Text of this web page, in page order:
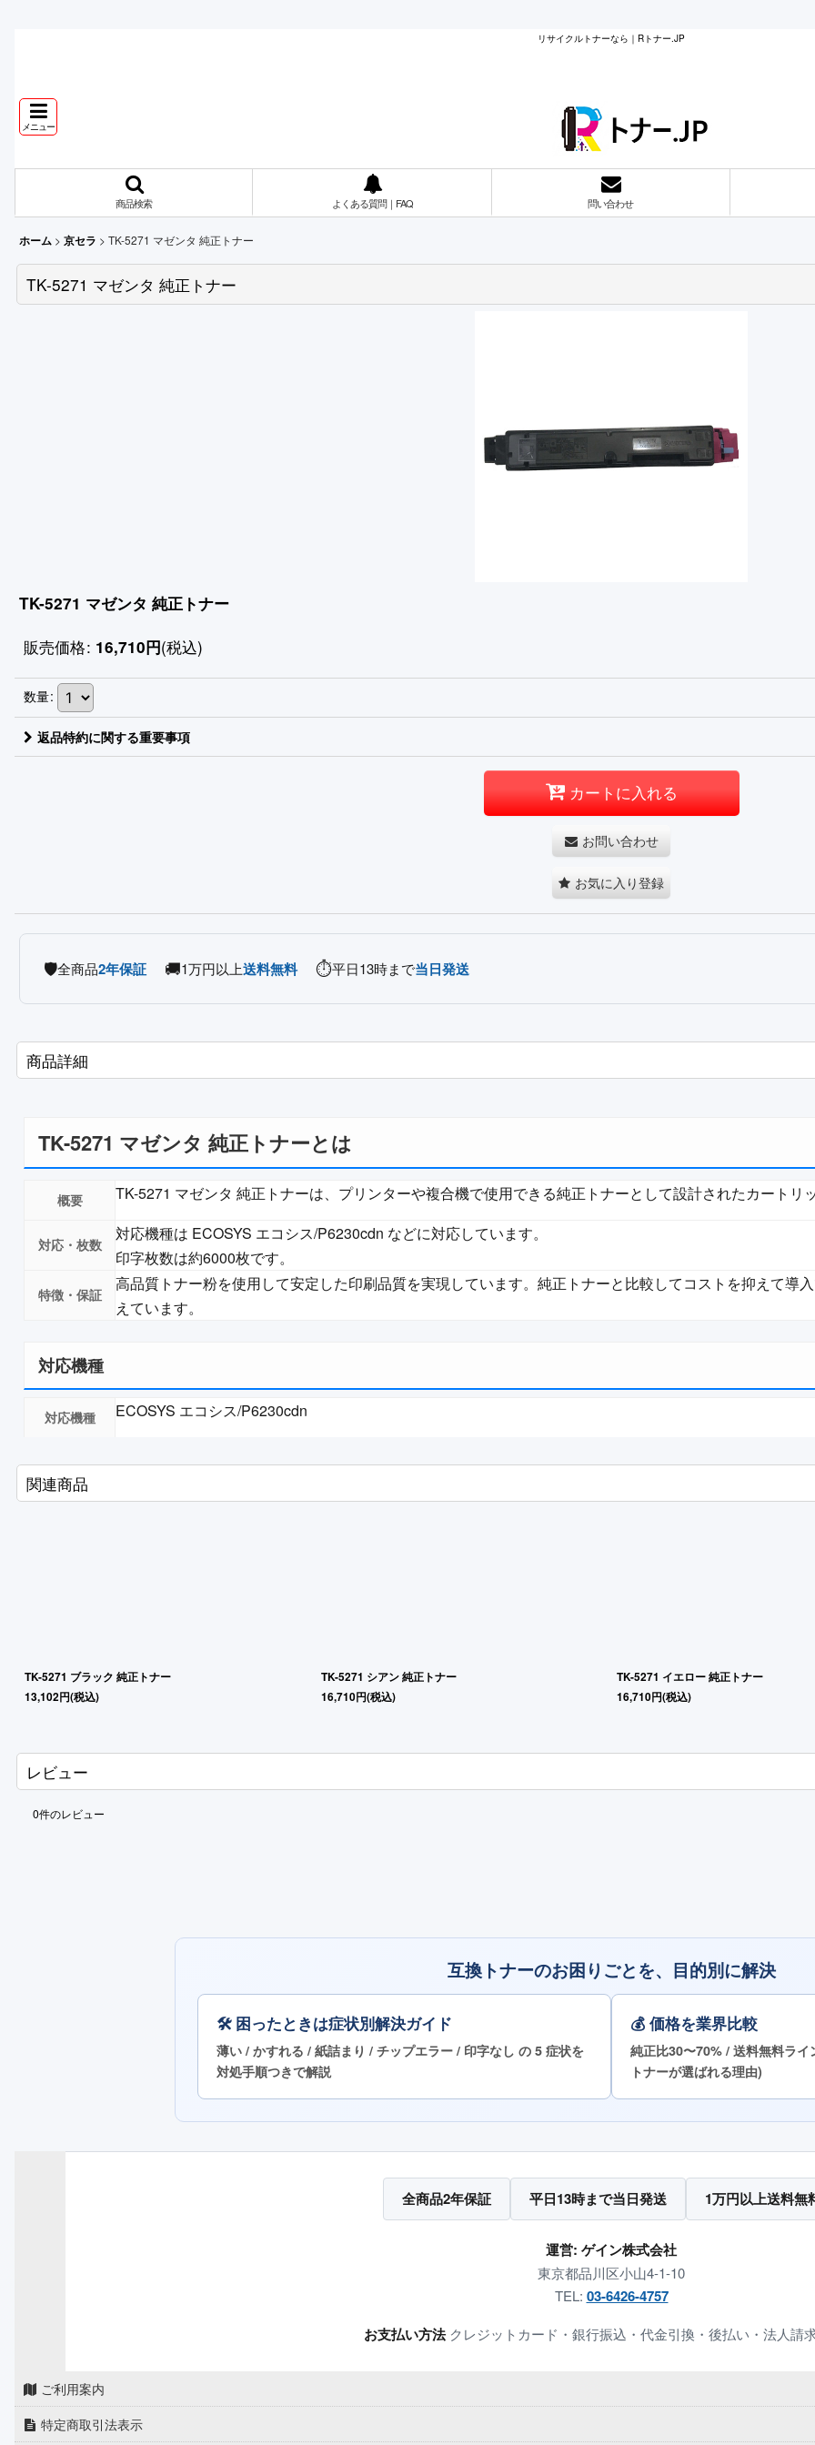
リサイクルトナーなら｜Rトナー.JP
メニュー
商品検索 よくある質問｜FAQ 問い合わせ
ホーム > 京セラ > TK-5271 マゼンタ 純正トナー
TK-5271 マゼンタ 純正トナー
TK-5271 マゼンタ 純正トナー
販売価格: 16,710円(税込)
数量:
返品特約に関する重要事項
カートに入れる
お問い合わせ
お気に入り登録
🛡️全商品2年保証 🚚1万円以上送料無料 ⏱️平日13時まで当日発送
商品詳細
TK-5271 マゼンタ 純正トナーとは
TK-5271 マゼンタ 純正トナーは、プリンターや複合機で使用できる純正トナーとして設計されたカートリッ
対応機種は ECOSYS エコシス/P6230cdn などに対応しています。
印字枚数は約6000枚です。
高品質トナー粉を使用して安定した印刷品質を実現しています。純正トナーと比較してコストを抑えて導
えています。
対応機種
ECOSYS エコシス/P6230cdn
関連商品
TK-5271 ブラック 純正トナー
13,102円(税込)
TK-5271 シアン 純正トナー
16,710円(税込)
TK-5271 イエロー 純正トナー
16,710円(税込)
レビュー
0件のレビュー
互換トナーのお困りごとを、目的別に解決
🛠 困ったときは症状別解決ガイド
薄い / かすれる / 紙詰まり / チップエラー / 印字なし の 5 症状を
対処手順つきで解説
💰 価格を業界比較
純正比30〜70% / 送料無料ラ
トナーが選ばれる理由)
全商品2年保証 平日13時まで当日発送 1万円以上送料無
運営: ゲイン株式会社
東京都品川区小山4-1-10
TEL: 03-6426-4757
お支払い方法 クレジットカード・銀行振込・代金引換・後払い・法人請
ご利用案内
特定商取引法表示